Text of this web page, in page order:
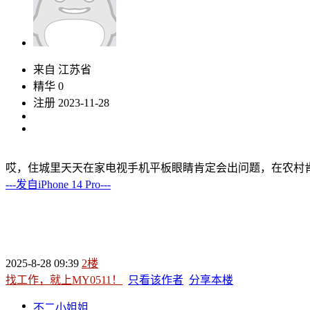
来自 江苏省
精华 0
注册 2023-11-28
哎，住城里天天在家电视手机平板眼睛肯定会出问题，在农村
---发自iPhone 14 Pro---
2025-8-28 09:39 2楼
找工作，就上MY0511！
只看该作者 分享本楼
不二小姐姐